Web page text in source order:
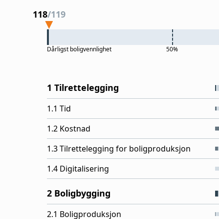
118/119
Dårligst boligvennlighet 50%
1 Tilrettelegging
1.1 Tid
1.2 Kostnad
1.3 Tilrettelegging for boligproduksjon
1.4 Digitalisering
2 Boligbygging
2.1 Boligproduksjon